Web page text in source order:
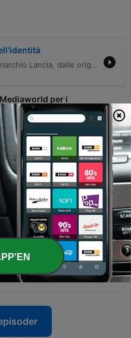
L'episodio ripercorre la storia del marchio Lancia, dalle origini di Vincenzo Lancia in Piemonte e l'evoluzione da piccola officina a icona dell'automobilismo, caratterizzata da grandi innovazioni tecnologiche come la scocca autoportante della Lancia Lambda. Il racconto esplora anche le sfide personali e i momenti drammatici del fondatore, culminando nella scoperta di una truffa finanziaria orchestrata negli Stati Uniti che mise a rischio l'azienda e la sua espansione americana.
per i
L'episodio esplora la storia di MediaMarkt, dalle sue origini in Germania alla nascita di MediaWorld in Italia. Il racconto segue l'evoluzione del marchio da modello basato su prezzi bassi a leader di mercato capace di affrontare la concorrenza con strategie di marketing innovative. L'analisi si concentra sull'evoluzione delle campagne promozionali, partendo dal celebre azzardo calcolato del Mondiale 2006 fino alle successive variazioni strategiche volte a gestire i costi assicurativi e le metriche legate ai risultati della nazionale.
L'episodio narra la genesi del WWF, partendo dall'incontro trasformativo di Fulco Pratesi con un'orsa in Anatolia, che lo portò ad abbandonare la caccia per la fotografia naturalistica e contribuire alla nascita del WWF Italia. Attraverso la scoperta di specie rare nella laguna di Orbetello, l'organizzazione si è evoluta da piccolo gruppo di appassionati a forza globale. Il racconto ripercorre l'evoluzione del WWF Italia, evidenziando campagne iconiche come i Panda Club e l'impegno per la protezione di specie come il cervo sardo. L'associazione ha influenzato la coscienza ambientale italiana fino a ottenere il riconoscimento della tutela dell'ambiente nella Costituzione Italiana.
L'episodio esplora la vita e l'ascesa di Harland Sanders, il fondatore di KFC, partendo da un violento scontro a fuoco nel Kentucky del 1931. Attraverso un viaggio nel tempo, la narrazione segue la trasformazione di un uomo tormentato da fallimenti professionali in un'icona globale del fast food, grazie alla creazione di una ricetta segreta a base di undici spezie e all'uso innovativo della pentola a pressione. La storia documenta la nascita del sistema di franchising insieme a Pete Hartman, l'invenzione del celebre secchiello di pollo e la resilienza di Sanders, che a 66 anni decise di ricominciare da zero dopo la chiusura della sua attività originale. Un racconto di determinazione che trasforma un titolo onorario in uno dei loghi più riconoscibili al mondo.